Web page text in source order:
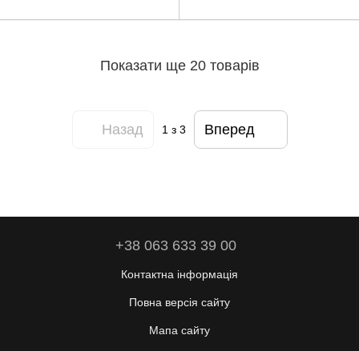
Показати ще 20 товарів
Назад 1з 3 Вперед
+38 063 633 39 00
Контактна інформація
Повна версія сайту
Мапа сайту